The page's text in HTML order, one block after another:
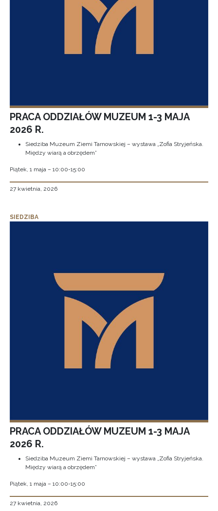
PRACA ODDZIAŁÓW MUZEUM 1-3 MAJA
2026 R.
Siedziba Muzeum Ziemi Tarnowskiej – wystawa „Zofia Stryjeńska.
Między wiarą a obrzędem”
Piątek, 1 maja – 10:00-15:00
27 kwietnia, 2026
SIEDZIBA
PRACA ODDZIAŁÓW MUZEUM 1-3 MAJA
2026 R.
Siedziba Muzeum Ziemi Tarnowskiej – wystawa „Zofia Stryjeńska.
Między wiarą a obrzędem”
Piątek, 1 maja – 10:00-15:00
27 kwietnia, 2026